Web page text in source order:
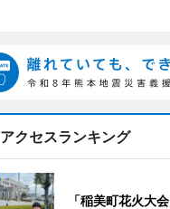
アクセスランキング
「稲美町花火大